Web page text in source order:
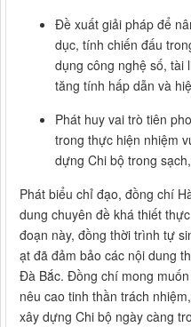
Đề xuất giải pháp để
dục, tính chiến đấu
dụng công nghệ số, tài
tăng tính hấp dẫn và
Phát huy vai trò tiên
trong thực hiện nhiệm
dựng Chi bộ trong
Phát biểu chỉ đạo, đồng chí
dung chuyên đề khá thiết
đoạn này, đồng thời trình tự
ạt đã đảm bảo các nội dung
Đà Bắc. Đồng chí mong
nêu cao tinh thần trách
xây dựng Chi bộ ngày càng